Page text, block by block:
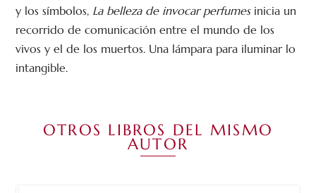
y los símbolos, La belleza de invocar perfumesinicia un
recorrido de comunicación entre el mundo de los
vivos y el de los muertos. Una lámpara para iluminar lo
intangible.
OTROS LIBROS DEL MISMO
AUTOR